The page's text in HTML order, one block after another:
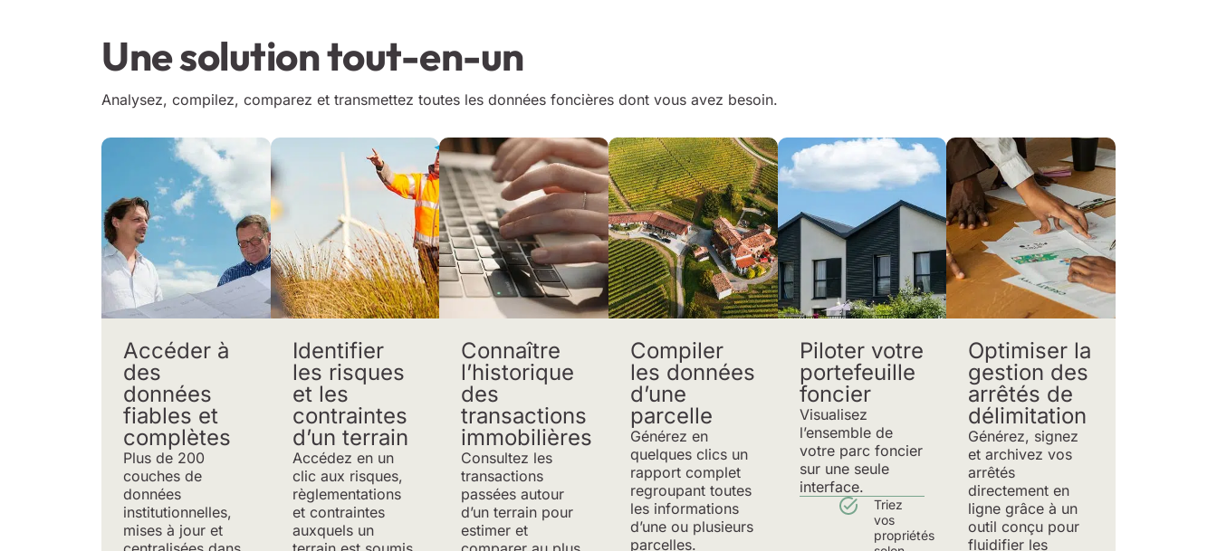
Une solution tout-en-un
Analysez, compilez, comparez et transmettez toutes les données foncières dont vous avez besoin.
Accéder à
des
données
fiables et
complètes
Plus de 200
couches de
données
institutionnelles,
mises à jour et
Identifier
les risques
et les
contraintes
d’un terrain
Accédez en un
clic aux risques,
règlementations
et contraintes
auxquels un
Connaître
l’historique
des
transactions
immobilières
Consultez les
transactions
passées autour
d’un terrain pour
estimer et
Compiler
les données
d’une
parcelle
Générez en
quelques clics un
rapport complet
regroupant toutes
les informations
d’une ou plusieurs
parcelles.
Piloter votre
portefeuille
foncier
Visualisez
l’ensemble de
votre parc foncier
sur une seule
interface.
Triez
vos
propriétés
Optimiser la
gestion des
arrêtés de
délimitation
Générez, signez
et archivez vos
arrêtés
directement en
ligne grâce à un
outil conçu pour
fluidifier les